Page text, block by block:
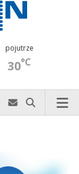
pojutrze
30°C
zadzwoń
u
X
nas na Instagram-ie
nas na TikTok-u
Szukaj nas na Spotify
Wyślij do nas
Szukaj